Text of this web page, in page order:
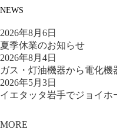
NEWS
2026年8月6日
夏季休業のお知らせ
2026年8月4日
ガス・灯油機器から電化機
2026年5月3日
イエタッタ岩手でジョイホ
MORE